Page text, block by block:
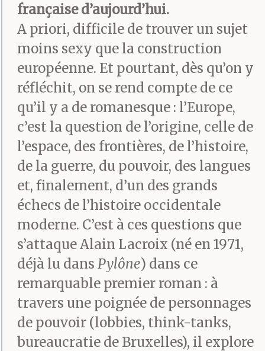
française d’aujourd’hui.
A priori, difficile de trouver un sujet
moins sexy que la construction
européenne. Et pourtant, dès qu’on y
réfléchit, on se rend compte de ce
qu’il y a de romanesque : l’Europe,
c’est la question de l’origine, celle de
l’espace, des frontières, de l’histoire,
de la guerre, du pouvoir, des langues
et, finalement, d’un des grands
échecs de l’histoire occidentale
moderne. C’est à ces questions que
s’attaque Alain Lacroix (né en 1971,
déjà lu dans Pylône) dans ce
remarquable premier roman : à
travers une poignée de personnages
de pouvoir (lobbies, think-tanks,
bureaucratie de Bruxelles), il explore